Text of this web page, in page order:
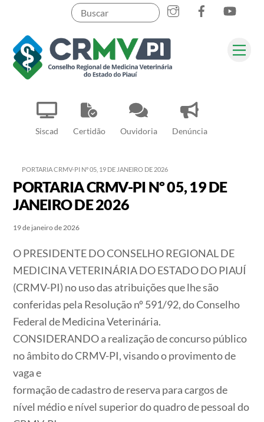
content
Siscad Certidão Ouvidoria Denúncia
InstagramFacebook
Pesquisar
PORTARIA CRMV-PI Nº 05, 19 DE JANEIRO DE 2026
PORTARIA CRMV-PI Nº 05, 19 DE
JANEIRO DE 2026
19 de janeiro de 2026
O PRESIDENTE DO CONSELHO REGIONAL DE
MEDICINA VETERINÁRIA DO ESTADO DO PIAUÍ
(CRMV-PI) no uso das atribuições que lhe são
conferidas pela Resolução nº 591/92, do Conselho
Federal de Medicina Veterinária.
CONSIDERANDO a realização de concurso público
no âmbito do CRMV-PI, visando o provimento de
vaga e
formação de cadastro de reserva para cargos de
nível médio e nível superior do quadro de pessoal do